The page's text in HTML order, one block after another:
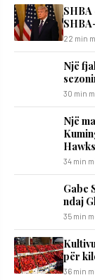
22 min
Një
30 min
Një
Hawks
34 min
Gabe
ndaj
35 min
për
36 min